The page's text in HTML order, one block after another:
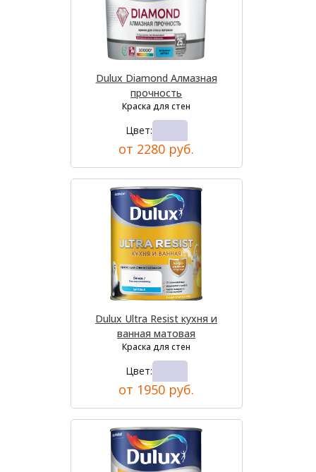
Dulux Diamond Алмазная
прочность
Краска для стен
Цвет:
от 2280 руб.
Dulux Ultra Resist кухня и
ванная матовая
Краска для стен
Цвет:
от 1950 руб.